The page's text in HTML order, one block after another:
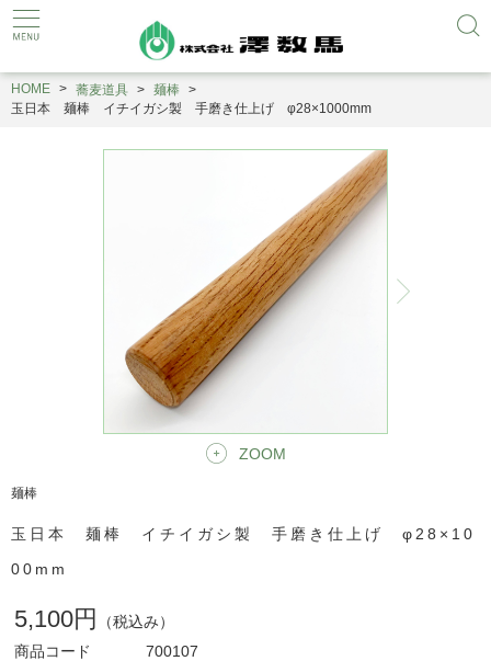
HOME 蕎麦道具
麺棒
玉日本 麺棒 イチイガシ製 手磨き仕上げ φ28×1000mm
ZOOM
麺棒
玉日本 麺棒 イチイガシ製 手磨き仕上げ φ28×10
00mm
5,100円
（税込み）
商品コード
700107